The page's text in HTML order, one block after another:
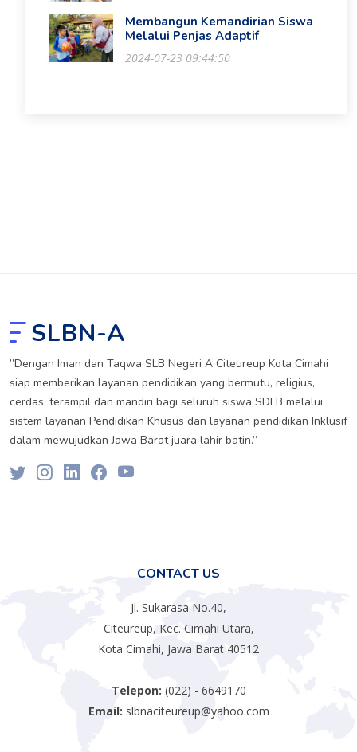
Membangun Kemandirian Siswa
Melalui Penjas Adaptif
2024-07-23 09:44:50
SLBN-A
”Dengan Iman dan Taqwa SLB Negeri A Citeureup Kota Cimahi
siap memberikan layanan pendidikan yang bermutu, religius,
cerdas, terampil dan mandiri bagi seluruh siswa SDLB melalui
sistem layanan Pendidikan Khusus dan layanan pendidikan Inklusif
dalam mewujudkan Jawa Barat juara lahir batin.”
CONTACT US
Jl. Sukarasa No.40,
Citeureup, Kec. Cimahi Utara,
Kota Cimahi, Jawa Barat 40512
Telepon: (022) - 6649170
Email: slbnaciteureup@yahoo.com